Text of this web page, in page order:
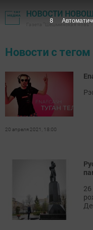
НОВОСТИ
Газета "Шешминская
Новости с
20 апреля 2021, 18:00
8